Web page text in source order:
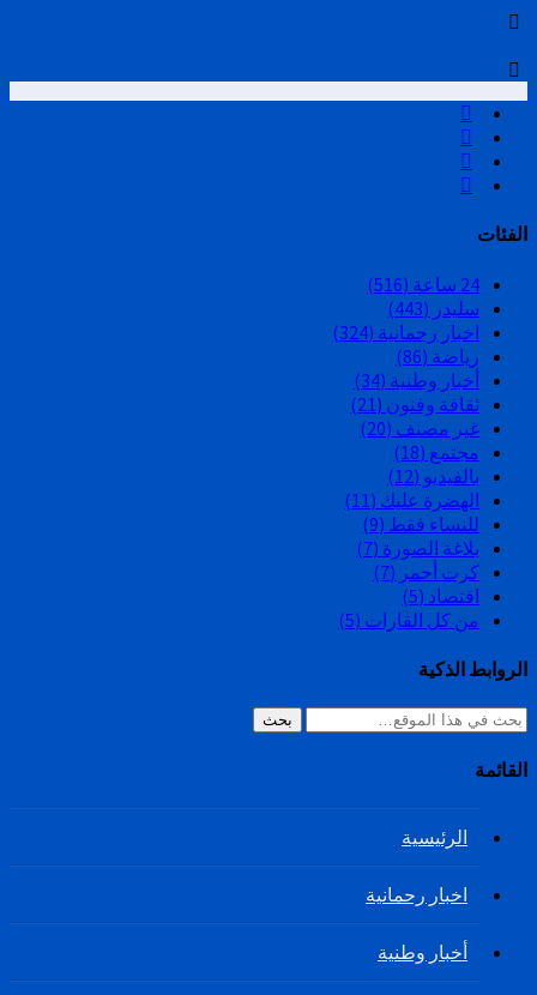
الفئات
24 ساعة
(516)
سليدر (443)
اخبار رحمانية (324)
رياضة (86)
أخبار وطنية (34)
ثقافة وفنون (21)
غير مصنف (20)
مجتمع (18)
بالفيديو (12)
الهضرة عليك (11)
للنساء فقط (9)
بلاغة الصورة (7)
كرت أحمر (7)
اقتصاد (5)
من كل القارات (5)
الروابط الذكية
بحث
القائمة
الرئيسية
اخبار رحمانية
أخبار وطنية